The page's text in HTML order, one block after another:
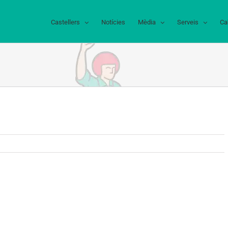
Castellers Notícies Mèdia Serveis